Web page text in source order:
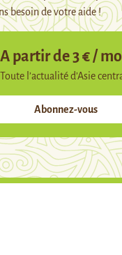
besoin de votre aide !
A partir de 3 € /
Toute l’actualité d’Asie
Abonnez-vous